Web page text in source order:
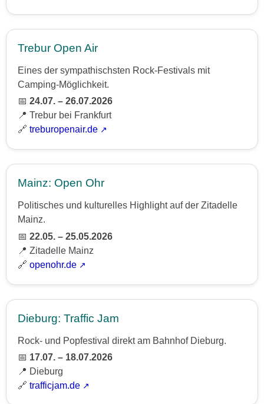
Trebur Open Air
Eines der sympathischsten Rock-Festivals mit
Camping-Möglichkeit.
📅24.07. – 26.07.2026
📍 Trebur bei Frankfurt
🔗treburopenair.de
Mainz: Open Ohr
Politisches und kulturelles Highlight auf der Zitadelle
Mainz.
📅22.05. – 25.05.2026
📍 Zitadelle Mainz
🔗openohr.de
Dieburg: Traffic Jam
Rock- und Popfestival direkt am Bahnhof Dieburg.
📅 17.07. – 18.07.2026
📍 Dieburg
🔗trafficjam.de